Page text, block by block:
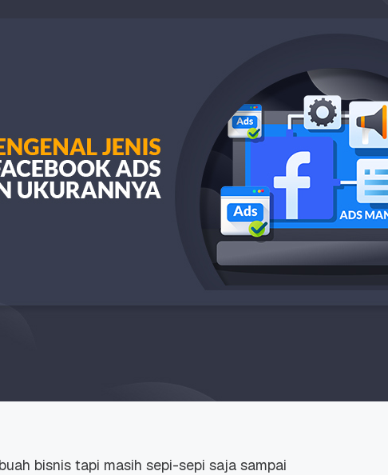
bisnis tapi masih sepi-sepi saja sampai